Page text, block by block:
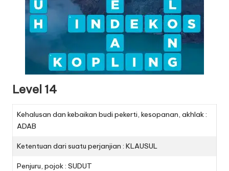
Level 14
Kehalusan dan kebaikan budi pekerti, kesopanan, akhlak :
ADAB
Ketentuan dari suatu perjanjian : KLAUSUL
Penjuru, pojok : SUDUT